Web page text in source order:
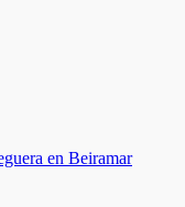
en Beiramar